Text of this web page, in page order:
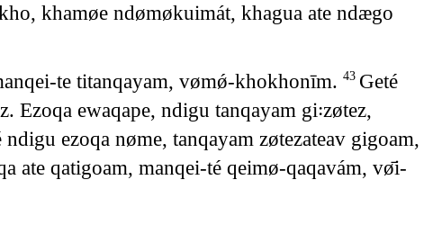
khamøe ndømøkuimát, khagua ate ndægo
te titanqayam, vømǿ-khokhonīm. 43 Geté
Ezoqa ewaqape, ndigu tanqayam gi꞉zøtez,
ndigu ezoqa nøme, tanqayam zøtezateav gigoam,
ate qatigoam, manqei-té qeimø-qaqavám, vø̄i-